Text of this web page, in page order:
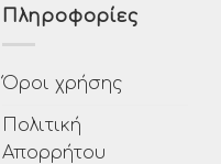
Πληροφορίες
Όροι χρήσης
Πολιτική
Απορρήτου